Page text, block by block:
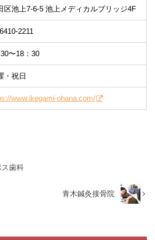
区池上7-6-5 池上メディカルブリッジ4F
2211
〜18：30
・祝日
www.ikegami-ohana.com/
歯科
青木鍼灸接骨院